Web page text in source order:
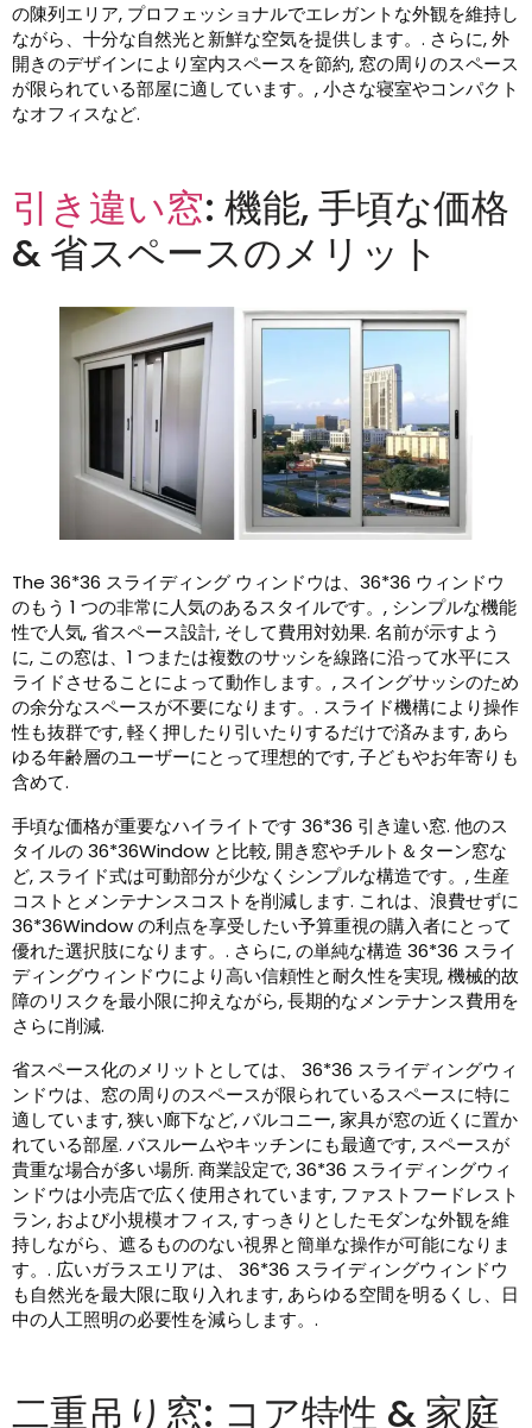
の陳列エリア, プロフェッショナルでエレガントな外観を維持し
ながら、十分な自然光と新鮮な空気を提供します。. さらに, 外
開きのデザインにより室内スペースを節約, 窓の周りのスペース
が限られている部屋に適しています。, 小さな寝室やコンパクト
なオフィスなど.
引き違い窓: 機能, 手頃な価格
& 省スペースのメリット
The 36*36 スライディング ウィンドウは、36*36 ウィンドウ
のもう 1 つの非常に人気のあるスタイルです。, シンプルな機能
性で人気, 省スペース設計, そして費用対効果. 名前が示すよう
に, この窓は、1 つまたは複数のサッシを線路に沿って水平にス
ライドさせることによって動作します。, スイングサッシのため
の余分なスペースが不要になります。. スライド機構により操作
性も抜群です, 軽く押したり引いたりするだけで済みます, あら
ゆる年齢層のユーザーにとって理想的です, 子どもやお年寄りも
含めて.
手頃な価格が重要なハイライトです 36*36 引き違い窓. 他のス
タイルの 36*36Window と比較, 開き窓やチルト＆ターン窓な
ど, スライド式は可動部分が少なくシンプルな構造です。, 生産
コストとメンテナンスコストを削減します. これは、浪費せずに
36*36Window の利点を享受したい予算重視の購入者にとって
優れた選択肢になります。. さらに, の単純な構造 36*36 スライ
ディングウィンドウにより高い信頼性と耐久性を実現, 機械的故
障のリスクを最小限に抑えながら, 長期的なメンテナンス費用を
さらに削減.
省スペース化のメリットとしては、 36*36 スライディングウィ
ンドウは、窓の周りのスペースが限られているスペースに特に
適しています, 狭い廊下など, バルコニー, 家具が窓の近くに置か
れている部屋. バスルームやキッチンにも最適です, スペースが
貴重な場合が多い場所. 商業設定で, 36*36 スライディングウィ
ンドウは小売店で広く使用されています, ファストフードレスト
ラン, および小規模オフィス, すっきりとしたモダンな外観を維
持しながら、遮るもののない視界と簡単な操作が可能になりま
す。. 広いガラスエリアは、 36*36 スライディングウィンドウ
も自然光を最大限に取り入れます, あらゆる空間を明るくし、日
中の人工照明の必要性を減らします。.
二重吊り窓: コア特性 & 家庭